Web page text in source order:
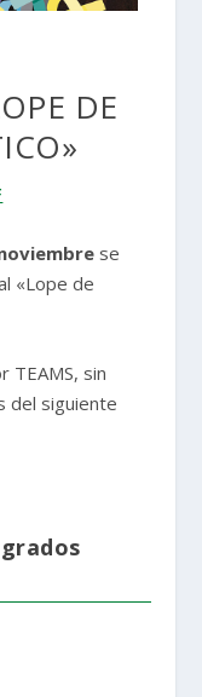
DE
se
«Lope de
TEAMS, sin
del siguiente